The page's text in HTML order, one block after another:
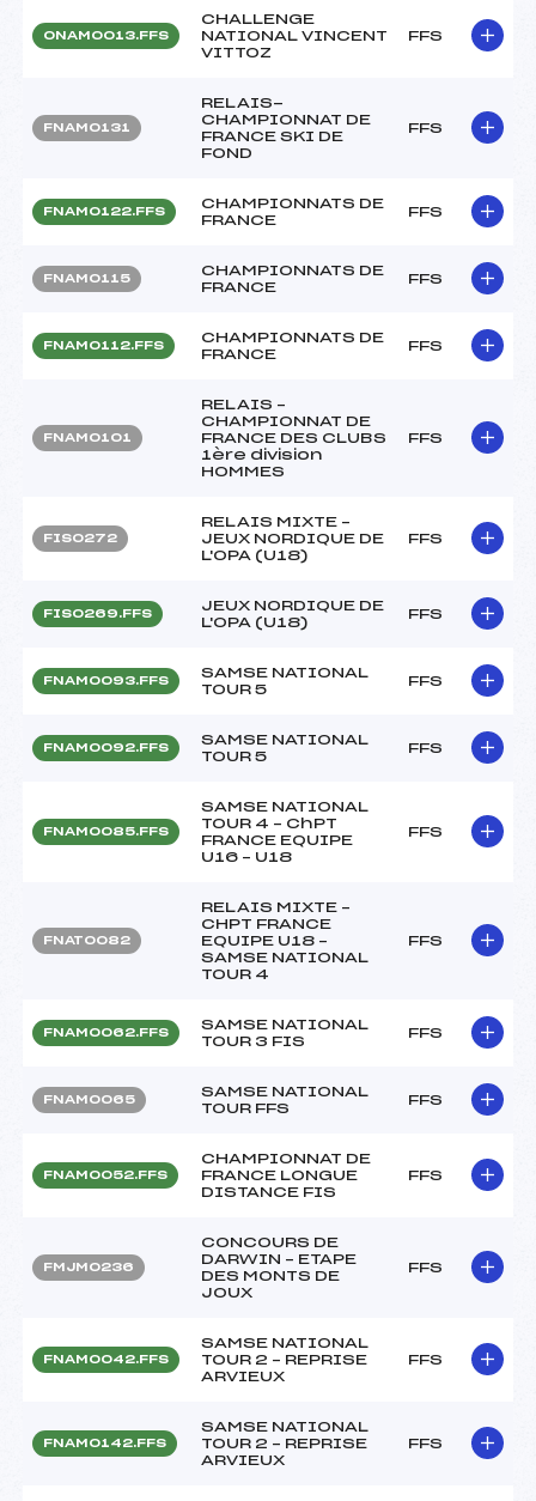
ONAM0013.FFS
CHALLENGE
NATIONAL VINCENT
VITTOZ
FFS
FNAM0131
RELAIS-
CHAMPIONNAT DE
FRANCE SKI DE
FOND
FFS
FNAM0122.FFS
CHAMPIONNATS DE
FRANCE
FFS
FNAM0115
CHAMPIONNATS DE
FRANCE
FFS
FNAM0112.FFS
CHAMPIONNATS DE
FRANCE
FFS
FNAM0101
RELAIS –
CHAMPIONNAT DE
FRANCE DES CLUBS
1ère division
HOMMES
FFS
FIS0272
RELAIS MIXTE –
JEUX NORDIQUE DE
L'OPA (U18)
FFS
FIS0269.FFS
JEUX NORDIQUE DE
L'OPA (U18)
FFS
FNAM0093.FFS
SAMSE NATIONAL
TOUR 5
FFS
FNAM0092.FFS
SAMSE NATIONAL
TOUR 5
FFS
FNAM0085.FFS
SAMSE NATIONAL
TOUR 4 – ChPT
FRANCE EQUIPE
U16 – U18
FFS
FNAT0082
RELAIS MIXTE –
CHPT FRANCE
EQUIPE U18 –
SAMSE NATIONAL
TOUR 4
FFS
FNAM0062.FFS
SAMSE NATIONAL
TOUR 3 FIS
FFS
FNAM0065
SAMSE NATIONAL
TOUR FFS
FFS
FNAM0052.FFS
CHAMPIONNAT DE
FRANCE LONGUE
DISTANCE FIS
FFS
FMJM0236
CONCOURS DE
DARWIN – ETAPE
DES MONTS DE
JOUX
FFS
FNAM0042.FFS
SAMSE NATIONAL
TOUR 2 – REPRISE
ARVIEUX
FFS
FNAM0142.FFS
SAMSE NATIONAL
TOUR 2 – REPRISE
ARVIEUX
FFS